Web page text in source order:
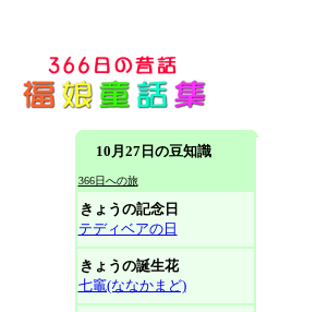
10月27日の豆知識
366日への旅
きょうの記念日
テディベアの日
きょうの誕生花
七竈(ななかまど)